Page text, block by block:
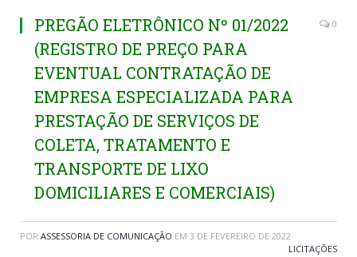
PREGÃO ELETRÔNICO Nº 01/2022
(REGISTRO DE PREÇO PARA
EVENTUAL CONTRATAÇÃO DE
EMPRESA ESPECIALIZADA PARA
PRESTAÇÃO DE SERVIÇOS DE
COLETA, TRATAMENTO E
TRANSPORTE DE LIXO
DOMICILIARES E COMERCIAIS)
0
POR ASSESSORIA DE COMUNICAÇÃO EM 3 DE FEVEREIRO DE 2022
LICITAÇÕES